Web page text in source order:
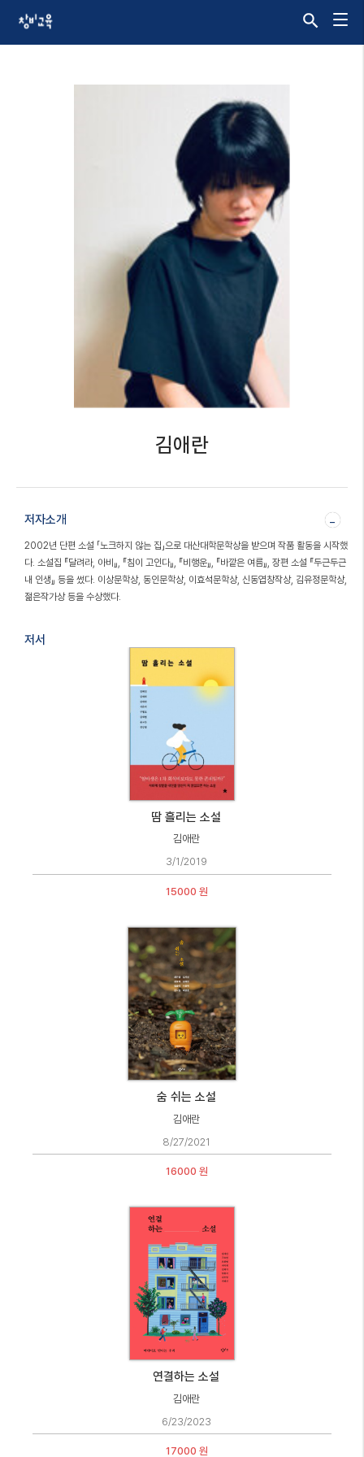
김애란
-
저자소개
2002년 단편 소설 「노크하지 않는 집」으로 대산대학문학상을 받으며 작품 활동을 시작했
다. 소설집 『달려라, 아비』, 『침이 고인다』, 『비행운』, 『바깥은 여름』, 장편 소설 『두근두근
내 인생』 등을 썼다. 이상문학상, 동인문학상, 이효석문학상, 신동엽창작상, 김유정문학상,
젊은작가상 등을 수상했다.
저서
땀 흘리는 소설
김애란
3/1/2019
15000 원
숨 쉬는 소설
김애란
8/27/2021
16000 원
연결하는 소설
김애란
6/23/2023
17000 원